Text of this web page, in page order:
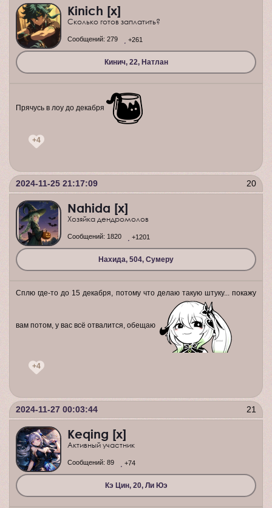
Kinich [x]
Сколько готов заплатить?
Кинич, 22, Натлан
Сообщений: 279 +261
Прячусь в лоу до декабря
+4
20
2024-11-25 21:17:09
Nahida [x]
Хозяйка дендромолов
Нахида, 504, Сумеру
Сообщений: 1820 +1201
Сплю где-то до 15 декабря, потому что делаю такую штуку... покажу
вам потом, у вас всё отвалится, обещаю
+4
21
2024-11-27 00:03:44
Keqing [x]
Активный участник
Кэ Цин, 20, Ли Юэ
Сообщений: 89 +74